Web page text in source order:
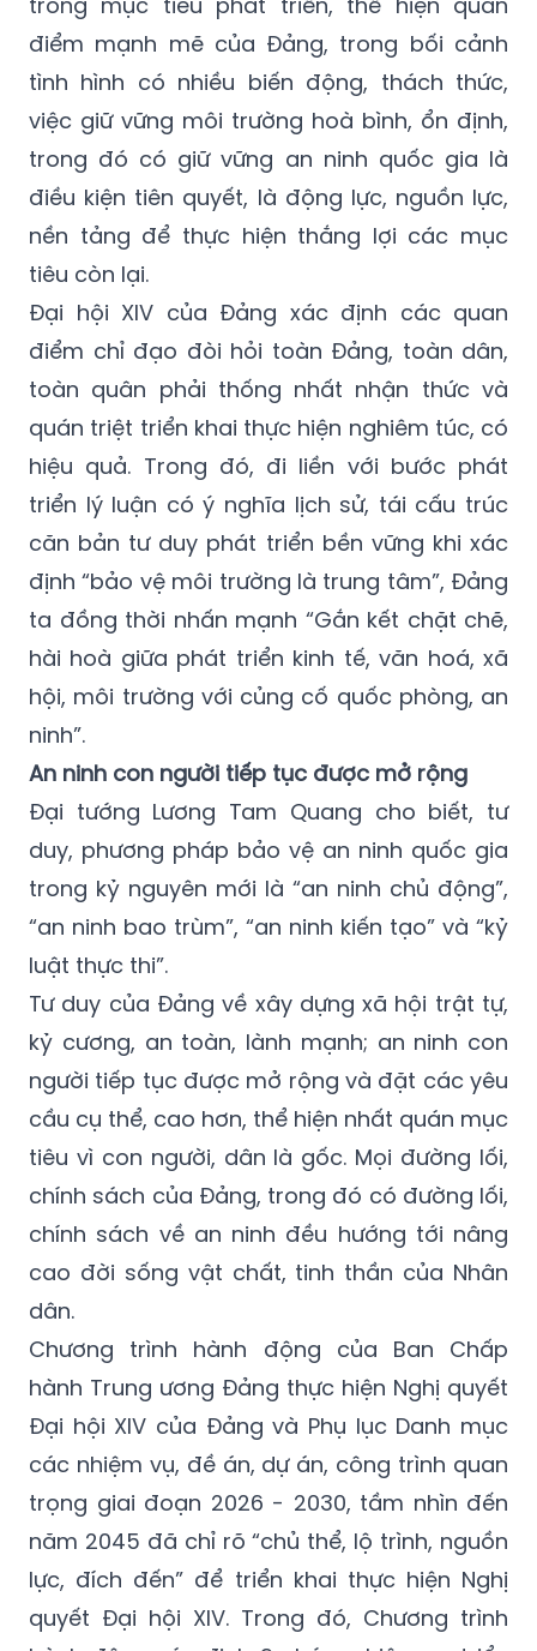
điểm mạnh mẽ của Đảng, trong bối cảnh
tình hình có nhiều biến động, thách thức,
việc giữ vững môi trường hoà bình, ổn định,
trong đó có giữ vững an ninh quốc gia là
điều kiện tiên quyết, là động lực, nguồn lực,
nền tảng để thực hiện thắng lợi các mục
tiêu còn lại.
Đại hội XIV của Đảng xác định các quan
điểm chỉ đạo đòi hỏi toàn Đảng, toàn dân,
toàn quân phải thống nhất nhận thức và
quán triệt triển khai thực hiện nghiêm túc, có
hiệu quả. Trong đó, đi liền với bước phát
triển lý luận có ý nghĩa lịch sử, tái cấu trúc
căn bản tư duy phát triển bền vững khi xác
định “bảo vệ môi trường là trung tâm”, Đảng
ta đồng thời nhấn mạnh “Gắn kết chặt chẽ,
hài hoà giữa phát triển kinh tế, văn hoá, xã
hội, môi trường với củng cố quốc phòng, an
ninh”.
An ninh con người tiếp tục được mở rộng
Đại tướng Lương Tam Quang cho biết, tư
duy, phương pháp bảo vệ an ninh quốc gia
trong kỷ nguyên mới là “an ninh chủ động”,
“an ninh bao trùm”, “an ninh kiến tạo” và “kỷ
luật thực thi”.
Tư duy của Đảng về xây dựng xã hội trật tự,
kỷ cương, an toàn, lành mạnh; an ninh con
người tiếp tục được mở rộng và đặt các yêu
cầu cụ thể, cao hơn, thể hiện nhất quán mục
tiêu vì con người, dân là gốc. Mọi đường lối,
chính sách của Đảng, trong đó có đường lối,
chính sách về an ninh đều hướng tới nâng
cao đời sống vật chất, tinh thần của Nhân
dân.
Chương trình hành động của Ban Chấp
hành Trung ương Đảng thực hiện Nghị quyết
Đại hội XIV của Đảng và Phụ lục Danh mục
các nhiệm vụ, đề án, dự án, công trình quan
trọng giai đoạn 2026 - 2030, tầm nhìn đến
năm 2045 đã chỉ rõ “chủ thể, lộ trình, nguồn
lực, đích đến” để triển khai thực hiện Nghị
quyết Đại hội XIV. Trong đó, Chương trình